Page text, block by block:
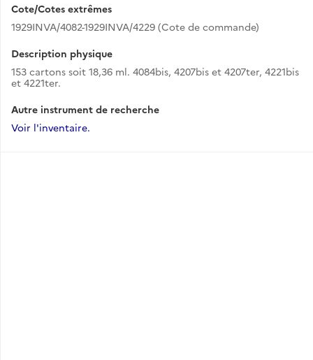
Cote/Cotes extrêmes
1929INVA/4082-1929INVA/4229 (Cote de commande)
Description physique
153 cartons soit 18,36 ml. 4084bis, 4207bis et 4207ter, 4221bis
et 4221ter.
Autre instrument de recherche
Voir l'inventaire.